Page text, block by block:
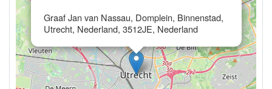
Graaf Jan van Nassau, Domplein, Binnenstad,
Utrecht, Nederland, 3512JE, Nederland